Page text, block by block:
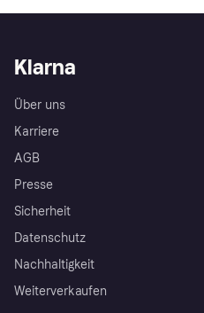
Klarna
Über uns
Karriere
AGB
Presse
Sicherheit
Datenschutz
Nachhaltigkeit
Weiterverkaufen